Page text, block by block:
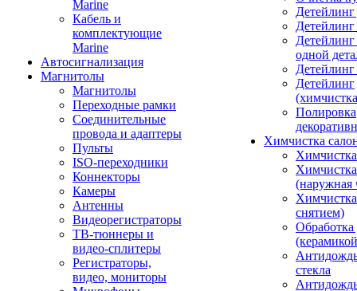
Marine
Кабель и
комплектующие
Marine
Автосигнализация
Магнитолы
Магнитолы
Переходные рамки
Соединительные
провода и адаптеры
Пульты
ISO-переходники
Коннекторы
Камеры
Антенны
Видеорегистраторы
ТВ-тюннеры и
видео-сплитеры
Регистраторы,
видео, мониторы
Детейлинг
одной
Детейлинг
Полировка
Химчистка
(наружная
снятием)
Обработка
стекла